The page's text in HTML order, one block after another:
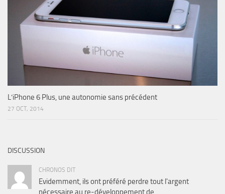
L’iPhone 6 Plus, une autonomie sans précédent
27 OCT, 2014
DISCUSSION
CHRONOS DIT
Evidemment, ils ont préféré perdre tout l'argent
nécessaire au re-développement de...